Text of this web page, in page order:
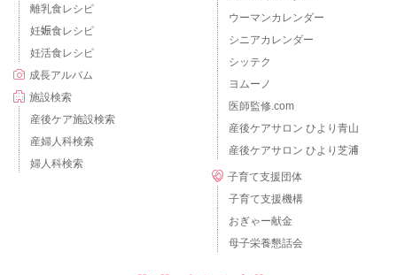
離乳食レシピ
妊娠食レシピ
妊活食レシピ
成長アルバム
施設検索
産後ケア施設検索
産婦人科検索
婦人科検索
ウーマンカレンダー
シニアカレンダー
シッテク
ヨムーノ
医師監修.com
産後ケアサロン ひより青山
産後ケアサロン ひより芝浦
子育て支援団体
子育て支援機構
おぎゃー献金
母子栄養懇話会